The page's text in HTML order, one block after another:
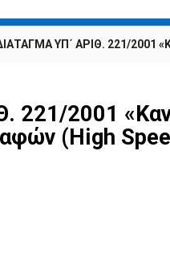
ΥΠ΄ ΑΡΙΘ. 221/2001
2001
(High